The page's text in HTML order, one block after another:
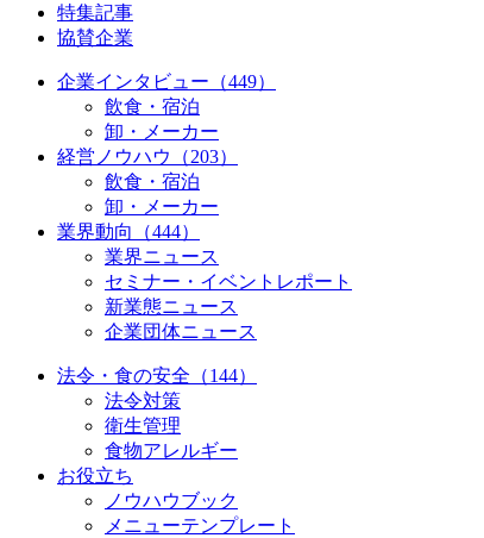
特集記事
協賛企業
企業インタビュー（449）
飲食・宿泊
卸・メーカー
経営ノウハウ（203）
飲食・宿泊
卸・メーカー
業界動向（444）
業界ニュース
セミナー・イベントレポート
新業態ニュース
企業団体ニュース
法令・食の安全（144）
法令対策
衛生管理
食物アレルギー
お役立ち
ノウハウブック
メニューテンプレート